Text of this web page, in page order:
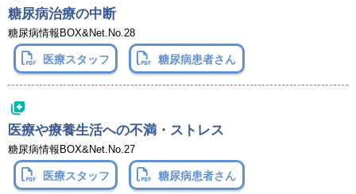
糖尿病治療の中断
糖尿病情報BOX&Net.No.28
医療スタッフ 糖尿病患者さん
医療や療養生活への不満・ストレス
糖尿病情報BOX&Net.No.27
医療スタッフ 糖尿病患者さん